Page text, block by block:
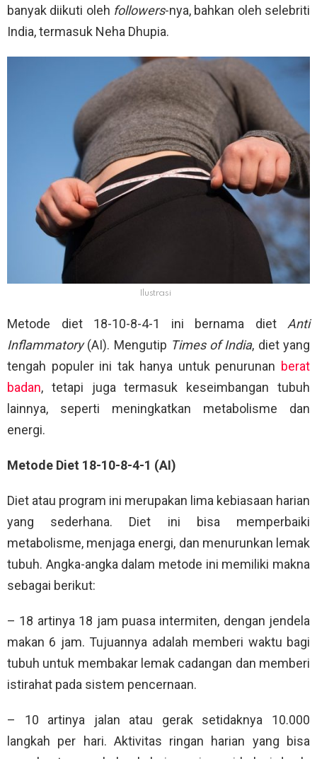
banyak diikuti oleh followers-nya, bahkan oleh selebriti
India, termasuk Neha Dhupia.
Ilustrasi
Metode diet 18-10-8-4-1 ini bernama diet Anti
Inflammatory(AI). Mengutip Times of India, diet yang
tengah populer ini tak hanya untuk penurunan berat
badan, tetapi juga termasuk keseimbangan tubuh
lainnya, seperti meningkatkan metabolisme dan
energi.
Metode Diet 18-10-8-4-1 (AI)
Diet atau program ini merupakan lima kebiasaan harian
yang sederhana. Diet ini bisa memperbaiki
metabolisme, menjaga energi, dan menurunkan lemak
tubuh. Angka-angka dalam metode ini memiliki makna
sebagai berikut:
– 18 artinya 18 jam puasa intermiten, dengan jendela
makan 6 jam. Tujuannya adalah memberi waktu bagi
tubuh untuk membakar lemak cadangan dan memberi
istirahat pada sistem pencernaan.
– 10 artinya jalan atau gerak setidaknya 10.000
langkah per hari. Aktivitas ringan harian yang bisa